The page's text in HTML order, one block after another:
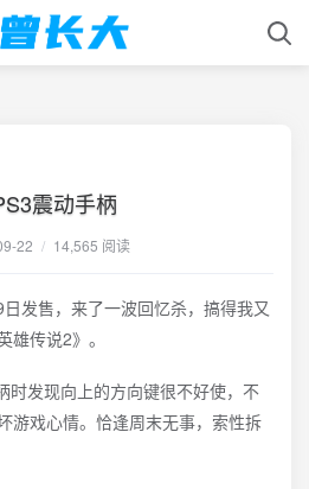
震动手柄
22 / 14,565 阅读
售，来了一波回忆杀，搞得我又
雄传说2》。
发现向上的方向键很不好使，不
游戏心情。恰逢周末无事，索性拆